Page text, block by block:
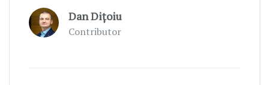
Dan Dițoiu
Contributor